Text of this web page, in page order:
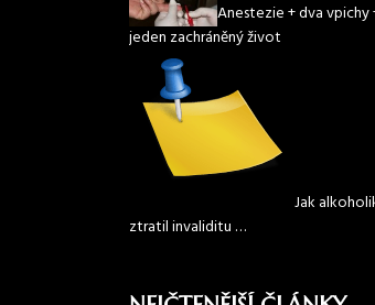
Anestezie + dva vpichy
jeden zachráněný život
Jak
ztratil invaliditu …